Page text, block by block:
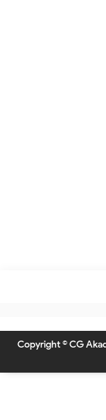
Copyright © CG